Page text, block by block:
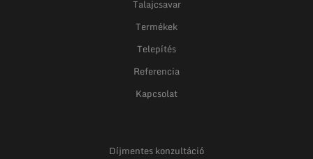
Talajcsavar
Termékek
Telepítés
Referencia
Kapcsolat
Díjmentes konzultáció